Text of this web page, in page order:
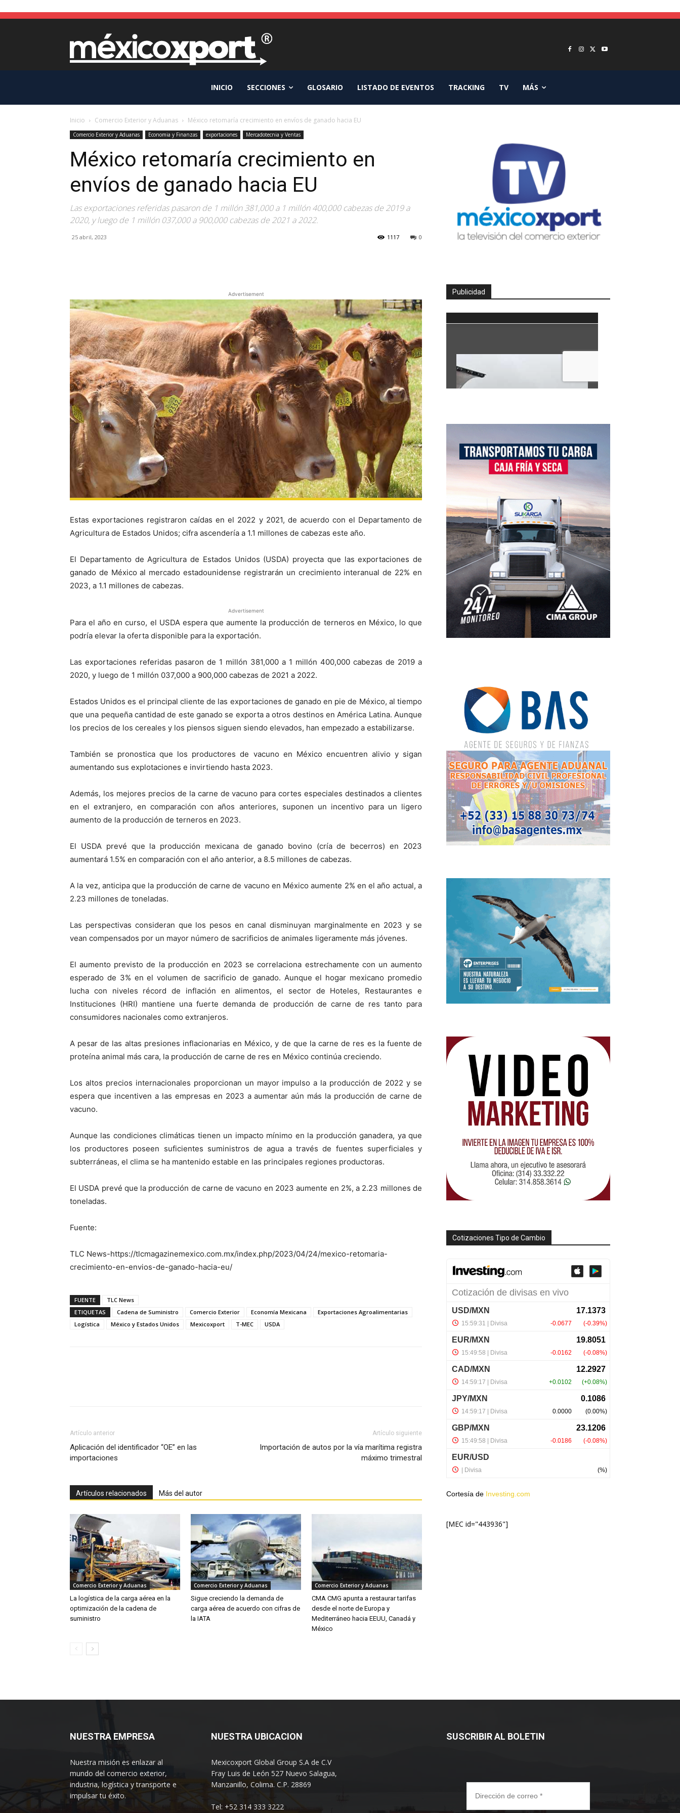
INICIO SECCIONES GLOSARIO LISTADO DE EVENTOS TRACKING TV MÁS
Inicio Comercio Exterior y Aduanas México retomaría crecimiento en envíos de ganado hacia EU
Comercio Exterior y Aduanas Economia y Finanzas exportaciones Mercadotecnia y Ventas
México retomaría crecimiento en
envíos de ganado hacia EU
Las exportaciones referidas pasaron de 1 millón 381,000 a 1 millón 400,000 cabezas de 2019 a
2020, y luego de 1 millón 037,000 a 900,000 cabezas de 2021 a 2022.
25 abril, 2023 0
1117
Advertisement
Estas exportaciones registraron caídas en el 2022 y 2021, de acuerdo con el Departamento de
Agricultura de Estados Unidos; cifra ascendería a 1.1 millones de cabezas este año.
El Departamento de Agricultura de Estados Unidos (USDA) proyecta que las exportaciones de
ganado de México al mercado estadounidense registrarán un crecimiento interanual de 22% en
2023, a 1.1 millones de cabezas.
Advertisement
Para el año en curso, el USDA espera que aumente la producción de terneros en México, lo que
podría elevar la oferta disponible para la exportación.
Las exportaciones referidas pasaron de 1 millón 381,000 a 1 millón 400,000 cabezas de 2019 a
2020, y luego de 1 millón 037,000 a 900,000 cabezas de 2021 a 2022.
Estados Unidos es el principal cliente de las exportaciones de ganado en pie de México, al tiempo
que una pequeña cantidad de este ganado se exporta a otros destinos en América Latina. Aunque
los precios de los cereales y los piensos siguen siendo elevados, han empezado a estabilizarse.
También se pronostica que los productores de vacuno en México encuentren alivio y sigan
aumentando sus explotaciones e invirtiendo hasta 2023.
Además, los mejores precios de la carne de vacuno para cortes especiales destinados a clientes
en el extranjero, en comparación con años anteriores, suponen un incentivo para un ligero
aumento de la producción de terneros en 2023.
El USDA prevé que la producción mexicana de ganado bovino (cría de becerros) en 2023
aumentará 1.5% en comparación con el año anterior, a 8.5 millones de cabezas.
A la vez, anticipa que la producción de carne de vacuno en México aumente 2% en el año actual, a
2.23 millones de toneladas.
Las perspectivas consideran que los pesos en canal disminuyan marginalmente en 2023 y se
vean compensados por un mayor número de sacrificios de animales ligeramente más jóvenes.
El aumento previsto de la producción en 2023 se correlaciona estrechamente con un aumento
esperado de 3% en el volumen de sacrificio de ganado. Aunque el hogar mexicano promedio
lucha con niveles récord de inflación en alimentos, el sector de Hoteles, Restaurantes e
Instituciones (HRI) mantiene una fuerte demanda de producción de carne de res tanto para
consumidores nacionales como extranjeros.
A pesar de las altas presiones inflacionarias en México, y de que la carne de res es la fuente de
proteína animal más cara, la producción de carne de res en México continúa creciendo.
Los altos precios internacionales proporcionan un mayor impulso a la producción de 2022 y se
espera que incentiven a las empresas en 2023 a aumentar aún más la producción de carne de
vacuno.
Aunque las condiciones climáticas tienen un impacto mínimo en la producción ganadera, ya que
los productores poseen suficientes suministros de agua a través de fuentes superficiales y
subterráneas, el clima se ha mantenido estable en las principales regiones productoras.
El USDA prevé que la producción de carne de vacuno en 2023 aumente en 2%, a 2.23 millones de
toneladas.
Fuente:
TLC News-https://tlcmagazinemexico.com.mx/index.php/2023/04/24/mexico-retomaria-
crecimiento-en-envios-de-ganado-hacia-eu/
FUENTE
TLC News
ETIQUETAS
Cadena de Suministro Comercio Exterior Economía Mexicana
Exportaciones Agroalimentarias
Logística
México y Estados Unidos Mexicoxport T-MEC USDA
Artículo anterior
Aplicación del identificador “OE” en las
importaciones
Artículo siguiente
Importación de autos por la vía marítima registra
máximo trimestral
Artículos relacionados Más del autor
Comercio Exterior y Aduanas
La logística de la carga aérea en la
optimización de la cadena de
suministro
Comercio Exterior y Aduanas
Sigue creciendo la demanda de
carga aérea de acuerdo con cifras de
la IATA
Comercio Exterior y Aduanas
CMA CMG apunta a restaurar tarifas
desde el norte de Europa y
Mediterráneo hacia EEUU, Canadá y
México
Publicidad
Cotizaciones Tipo de Cambio
Cortesía de Investing.com
[MEC id="443936"]
NUESTRA EMPRESA
Nuestra misión es enlazar al
mundo del comercio exterior,
industria, logística y transporte e
impulsar tu éxito.
NUESTRA UBICACION
Mexicoxport Global Group S.A de C.V
Fray Luis de León 527 Nuevo Salagua,
Manzanillo, Colima. C.P. 28869
Tel: +52 314 333 3222
SUSCRIBIR AL BOLETIN